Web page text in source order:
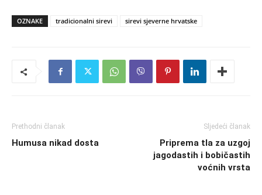
OZNAKE tradicionalni sirevi sirevi sjeverne hrvatske
Prethodni članak
Humusa nikad dosta
Sljedeći članak
Priprema tla za uzgoj
jagodastih i bobičastih
voćnih vrsta